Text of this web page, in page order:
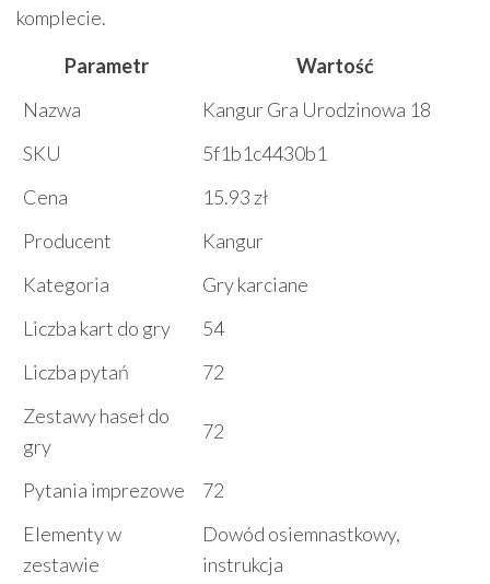
komplecie.
Parametr
Wartość
Nazwa
Kangur Gra Urodzinowa 18
SKU
5f1b1c4430b1
Cena
15.93 zł
Producent
Kangur
Kategoria
Gry karciane
Liczba kart do gry
54
Liczba pytań
72
Zestawy haseł do
gry
72
Pytania imprezowe
72
Elementy w
zestawie
Dowód osiemnastkowy,
instrukcja